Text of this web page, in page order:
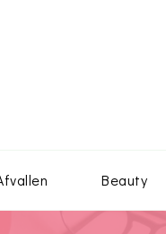
Beauty